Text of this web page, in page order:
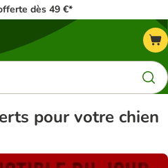
dès 49 €*
pour votre chien